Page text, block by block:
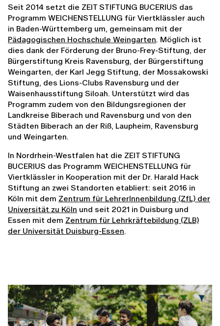
Seit 2014 setzt die ZEIT STIFTUNG BUCERIUS das
Programm WEICHENSTELLUNG für Viertklässler auch
in Baden-Württemberg um, gemeinsam mit der
Pädagogischen Hochschule Weingarten. Möglich ist
dies dank der Förderung der Bruno-Frey-Stiftung, der
Bürgerstiftung Kreis Ravensburg, der Bürgerstiftung
Weingarten, der Karl Jegg Stiftung, der Mossakowski
Stiftung, des Lions-Clubs Ravensburg und der
Waisenhausstiftung Siloah. Unterstützt wird das
Programm zudem von den Bildungsregionen der
Landkreise Biberach und Ravensburg und von den
Städten Biberach an der Riß, Laupheim, Ravensburg
und Weingarten.
In Nordrhein-Westfalen hat die ZEIT STIFTUNG
BUCERIUS das Programm WEICHENSTELLUNG für
Viertklässler in Kooperation mit der Dr. Harald Hack
Stiftung an zwei Standorten etabliert: seit 2016 in
Köln mit dem Zentrum für LehrerInnenbildung (ZfL) der
Universität zu Köln und seit 2021 in Duisburg und
Essen mit dem Zentrum für Lehrkräftebildung (ZLB)
der Universität Duisburg-Essen.